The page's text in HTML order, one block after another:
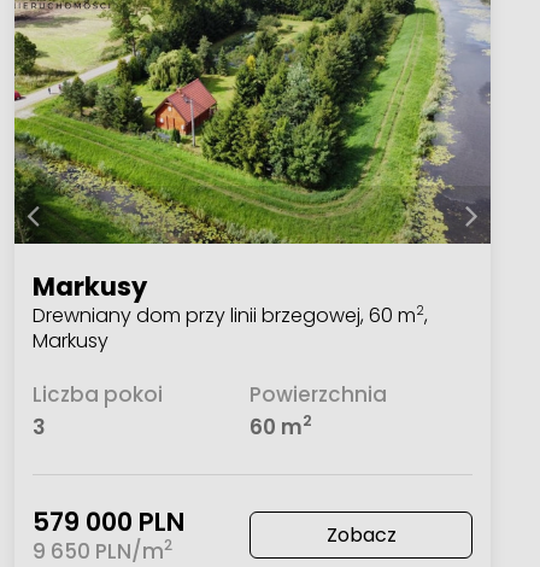
Markusy
Drewniany dom przy linii brzegowej, 60 m2,
Markusy
Liczba pokoi
3
Powierzchnia
60 m2
579 000 PLN
9 650 PLN/m2 Zobacz